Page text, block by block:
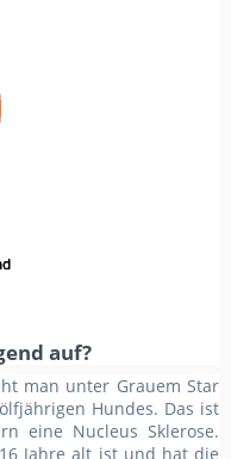
auf?
man unter Grauem Star
Hundes. Das ist
eine Nucleus Sklerose.
Jahre alt ist und hat die